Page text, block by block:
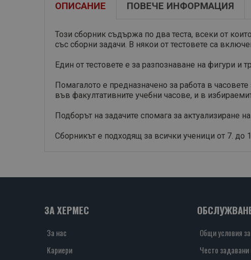
ОПИСАНИЕ ПОВЕЧЕ ИНФОРМАЦИЯ
Този сборник съдържа по два теста, всеки от
със сборни задачи. В някои от тестовете са
Един от тестовете е за разпознаване на фигури и
Помагалото е предназначено за работа в
във факултативните учебни часове, и в
Подборът на задачите спомага за актуализиране
Сборникът е подходящ за всички ученици от 7. до
ЗА ХЕРМЕС
За нас
Кариери
Общи условия
Често